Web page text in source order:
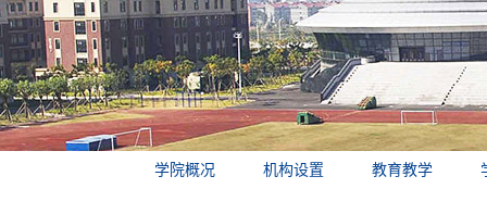
学院概况 机构设置 教育教学